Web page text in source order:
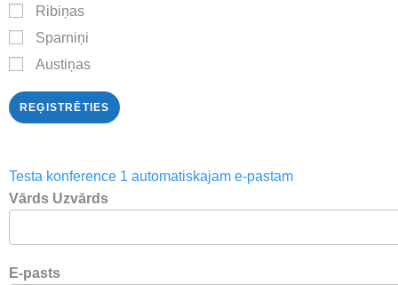
Ribiņas
Sparniņi
Austiņas
REĢISTRĒTIES
Testa konference 1 automatiskajam e-pastam
Vārds Uzvārds
E-pasts